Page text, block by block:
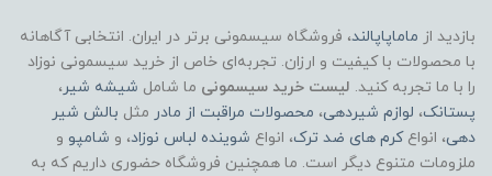
بازدید از ماماپاپالند، فروشگاه سیسمونی برتر در ایران. انتخابی آگاهانه
با محصولات با کیفیت و ارزان. تجربه‌ای خاص از خرید سیسمونی نوزاد
را با ما تجربه کنید. لیست خرید سیسمونی ما شامل شیشه شیر،
پستانک، لوازم شیردهی، محصولات مراقبت از مادر مثل بالش شیر
دهی، انواعکرم های ضد ترک، انواع شوینده لباس نوزاد، و شامپو و
ملزومات متنوع دیگر است. ما همچنین فروشگاه حضوری داریم که به